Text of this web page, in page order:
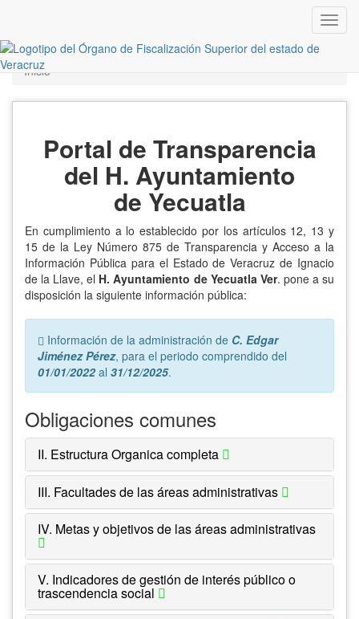
Inicio
Portal de Transparencia
del H. Ayuntamiento
de Yecuatla
En cumplimiento a lo establecido por los artículos 12, 13 y
15 de la Ley Número 875 de Transparencia y Acceso a la
Información Pública para el Estado de Veracruz de Ignacio
de la Llave, el H. Ayuntamiento de Yecuatla Ver. pone a su
disposición la siguiente información pública:
Error:
Información de la administración de C. Edgar
Jiménez Pérez, para el periodo comprendido del
01/01/2022al 31/12/2025.
Obligaciones comunes
II. Estructura Organica completa
III. Facultades de las áreas administrativas
IV. Metas y objetivos de las áreas administrativas
V. Indicadores de gestión de interés público o
trascendencia social